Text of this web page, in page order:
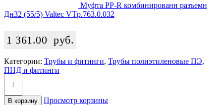
Муфта PP-R комбинированн разъемн
Дн32 (55/5) Valtec VTp.763.0.032
1 361.00 руб.
Категории: Трубы и фитинги, Трубы полиэтиленовые ПЭ,
ПНД и фитинги
В корзину Просмотр корзины